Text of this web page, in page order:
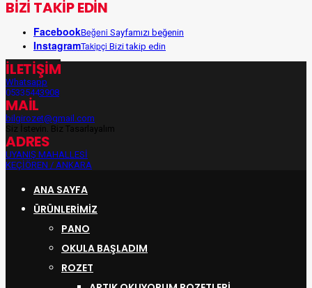
BİZİ TAKİP EDİN
FacebookBeğeni Sayfamızı beğenin
InstagramTakipçi Bizi takip edin
İLETİŞİM
Whatsapp
05335443908
MAİL
bilgirozet@gmail.com
Siz İsteyin, Biz Tasarlayalım
ADRES
UYANIŞ MAHALLESİ
KEÇİÖREN / ANKARA
ANA SAYFA
ÜRÜNLERIMIZ
PANO
OKULA BAŞLADIM
ROZET